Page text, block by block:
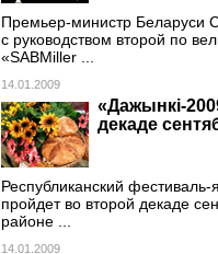
Премьер-министр Беларуси
с руководством второй по
«SABMiller ...
14.01.2009
«Дажынкі-
декаде
Республиканский
пройдет во второй декаде
районе ...
14.01.2009